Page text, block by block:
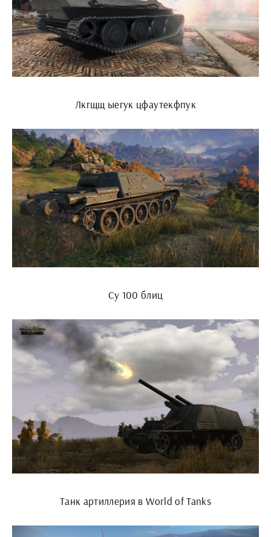
Лкгщщ ыегук цфаутекфпук
Су 100 блиц
Танк артиллерия в World of Tanks